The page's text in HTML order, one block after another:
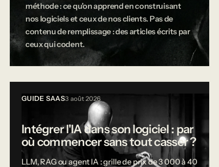
méthode : ce qu’on apprend en construisant
nos logiciels et ceux de nos clients. Pas de
contenu de remplissage : des articles écrits par
ceux qui codent.
GUIDE SAAS3 août 2026
Intégrer l'IA dans son logiciel : par
où commencer sans tout casser ?
LLM, RAG ou agent IA : grille de prix de 3 000 à 40